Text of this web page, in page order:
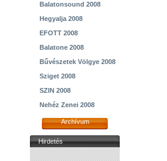
Balatonsound 2008
Hegyalja 2008
EFOTT 2008
Balatone 2008
Bűvészetek Völgye 2008
Sziget 2008
SZIN 2008
Nehéz Zenei 2008
Archívum
Hirdetés